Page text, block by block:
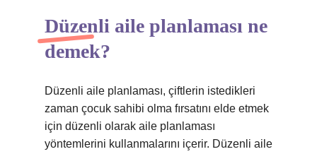
Düzenli aile planlaması ne
demek?
Düzenli aile planlaması, çiftlerin istedikleri
zaman çocuk sahibi olma fırsatını elde etmek
için düzenli olarak aile planlaması
yöntemlerini kullanmalarını içerir. Düzenli aile